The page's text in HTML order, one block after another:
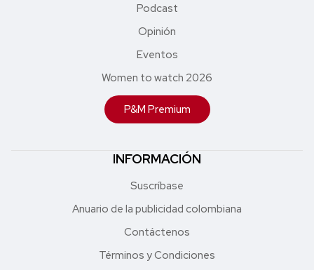
Podcast
Opinión
Eventos
Women to watch 2026
P&M Premium
INFORMACIÓN
Suscríbase
Anuario de la publicidad colombiana
Contáctenos
Términos y Condiciones